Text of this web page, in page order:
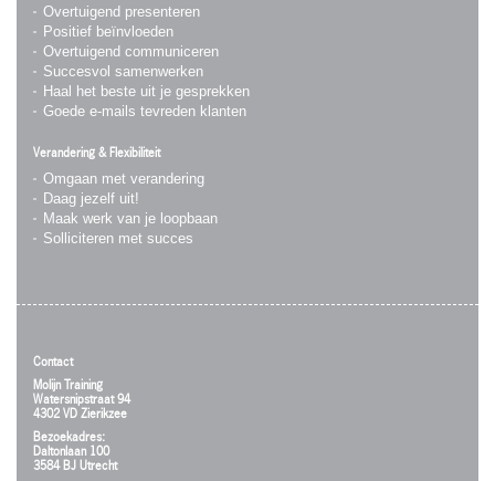
Overtuigend presenteren
Positief beïnvloeden
Overtuigend communiceren
Succesvol samenwerken
Haal het beste uit je gesprekken
Goede e-mails tevreden klanten
Verandering & Flexibiliteit
Omgaan met verandering
Daag jezelf uit!
Maak werk van je loopbaan
Solliciteren met succes
Contact
Molijn Training
Watersnipstraat 94
4302 VD Zierikzee
Bezoekadres:
Daltonlaan 100
3584 BJ Utrecht